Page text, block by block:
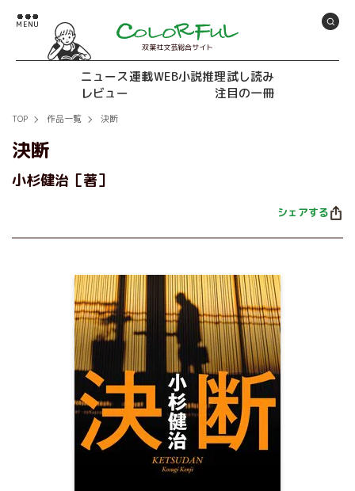
双葉社文芸総合サイト
ニュース連載WEB小説推理試し読み
レビュー
注目の一冊
TOP 作品一覧 決断
決断
小杉健治［著］
シェアする